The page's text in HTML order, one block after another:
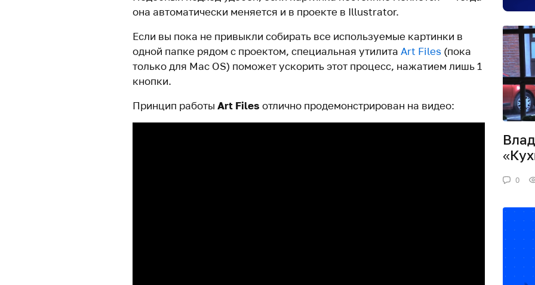
она автоматически меняется и в проекте в Illustrator.
Если вы пока не привыкли собирать все используемые картинки в
одной папке рядом с проектом, специальная утилита Art Files (пока
только для Mac OS) поможет ускорить этот процесс, нажатием лишь 1
кнопки.
Принцип работы Art Files отлично продемонстрирован на видео:
0